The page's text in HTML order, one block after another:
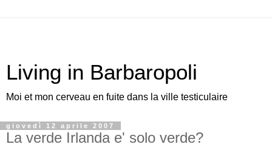
Living in Barbaropoli
Moi et mon cerveau en fuite dans la ville testiculaire
giovedì 12 aprile 2007
La verde Irlanda e' solo verde?